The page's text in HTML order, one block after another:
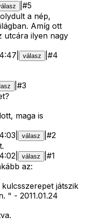
#5
a nép,
Amíg ott
utcára ilyen nagy
válasz #4
#3
maga is
válasz #2
válasz #1
az:
játszik
" - 2011.01.24